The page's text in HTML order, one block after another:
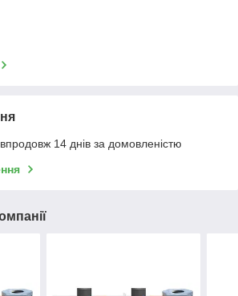
14 днів за домовленістю